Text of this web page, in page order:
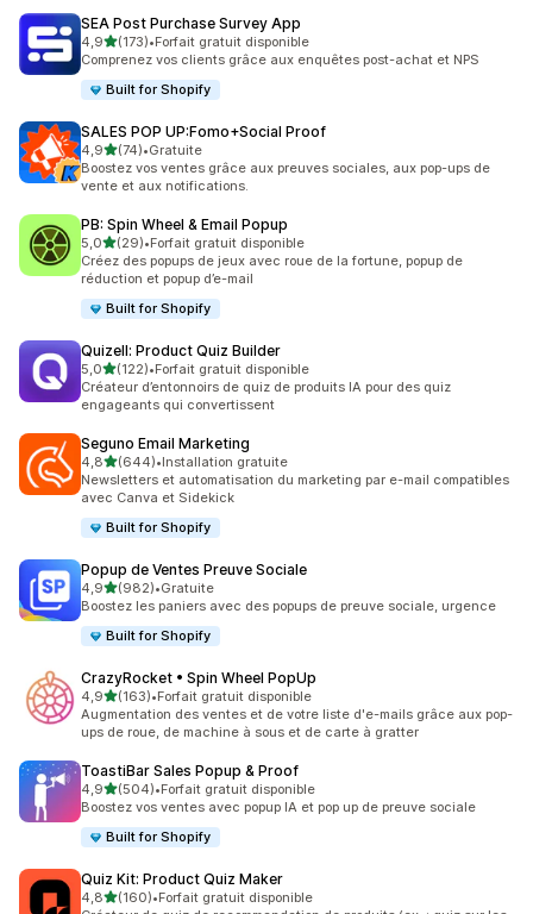
SEA Post Purchase Survey App
4,9étoile(s) sur 5
(173)
173 avis au total
•Forfait gratuit disponible
Comprenez vos clients grâce aux enquêtes post-achat et NPS
Built for Shopify
SALES POP UP:Fomo+Social Proof
4,9étoile(s) sur 5
(74)
74 avis au total
•Gratuite
Boostez vos ventes grâce aux preuves sociales, aux pop-ups de
vente et aux notifications.
PB: Spin Wheel & Email Popup
5,0étoile(s) sur 5
(29)
29 avis au total
•Forfait gratuit disponible
Créez des popups de jeux avec roue de la fortune, popup de
réduction et popup d’e-mail
Built for Shopify
Quizell: Product Quiz Builder
5,0étoile(s) sur 5
(122)
122 avis au total
•Forfait gratuit disponible
Créateur d’entonnoirs de quiz de produits IA pour des quiz
engageants qui convertissent
Seguno Email Marketing
4,8étoile(s) sur 5
(644)
644 avis au total
•Installation gratuite
Newsletters et automatisation du marketing par e-mail compatibles
avec Canva et Sidekick
Built for Shopify
Popup de Ventes Preuve Sociale
4,9étoile(s) sur 5
(982)
982 avis au total
•Gratuite
Boostez les paniers avec des popups de preuve sociale, urgence
Built for Shopify
CrazyRocket • Spin Wheel PopUp
4,9étoile(s) sur 5
(163)
163 avis au total
•Forfait gratuit disponible
Augmentation des ventes et de votre liste d'e-mails grâce aux pop-
ups de roue, de machine à sous et de carte à gratter
ToastiBar Sales Popup & Proof
4,9étoile(s) sur 5
(504)
504 avis au total
•Forfait gratuit disponible
Boostez vos ventes avec popup IA et pop up de preuve sociale
Built for Shopify
Quiz Kit: Product Quiz Maker
4,8étoile(s) sur 5
(160)
160 avis au total
•Forfait gratuit disponible